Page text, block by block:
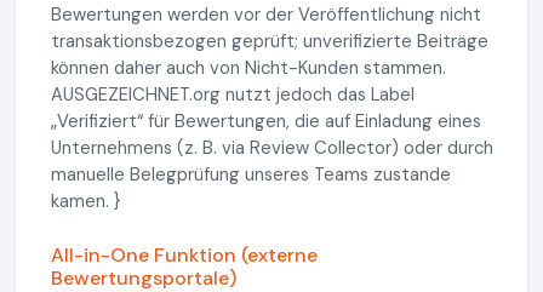
Bewertungen werden vor der Veröffentlichung nicht
transaktionsbezogen geprüft; unverifizierte Beiträge
können daher auch von Nicht-Kunden stammen.
AUSGEZEICHNET.org nutzt jedoch das Label
„Verifiziert“ für Bewertungen, die auf Einladung eines
Unternehmens (z. B. via Review Collector) oder durch
manuelle Belegprüfung unseres Teams zustande
kamen. }
All-in-One Funktion (externe
Bewertungsportale)